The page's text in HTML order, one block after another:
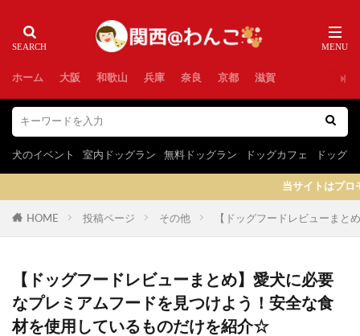
ホーム 大阪 和歌山 兵庫 奈良 京都 滋賀
犬のイベント 室内ドッグラン 無料ドッグラン ドッグカフェ ドッグラ
当サイトはプロモーションを含みます
HOME 投稿ページ その他 【ドッグフードレビューま
【ドッグフードレビューまとめ】愛犬に必要
なプレミアムフードを見つけよう！安全な食
材を使用しているものだけを紹介☆